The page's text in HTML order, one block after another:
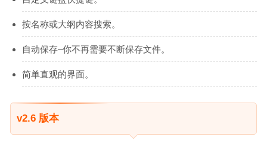
按名称或大纲内容搜索。
自动保存–你不再需要不断保存文件。
简单直观的界面。
v2.6 版本